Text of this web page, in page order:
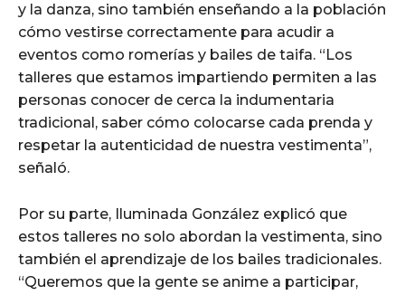
y la danza, sino también enseñando a la población
cómo vestirse correctamente para acudir a
eventos como romerías y bailes de taifa. “Los
talleres que estamos impartiendo permiten a las
personas conocer de cerca la indumentaria
tradicional, saber cómo colocarse cada prenda y
respetar la autenticidad de nuestra vestimenta”,
señaló.
Por su parte, Iluminada González explicó que
estos talleres no solo abordan la vestimenta, sino
también el aprendizaje de los bailes tradicionales.
“Queremos que la gente se anime a participar,